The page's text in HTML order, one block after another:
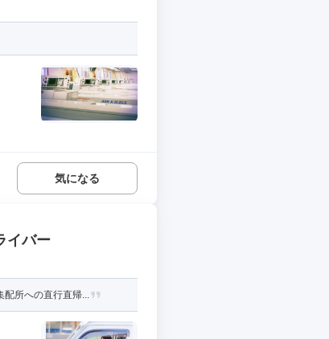
気になる
イバー
配所への直行直帰...